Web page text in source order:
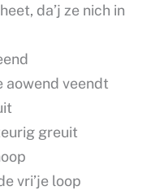
da’j ze nich in
aowend veendt
greuit
vri’je loop